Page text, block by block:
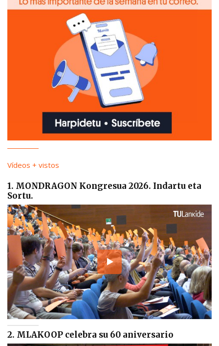
Vídeos + vistos
1. MONDRAGON Kongresua 2026. Indartu eta
Sortu.
2. MLAKOOP celebra su 60 aniversario